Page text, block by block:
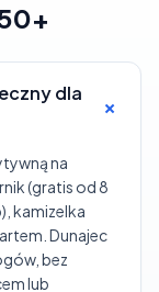
dla
+
na
(gratis od 8
kamizelka
Dunajec
bez
lub